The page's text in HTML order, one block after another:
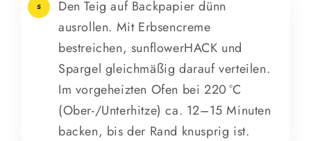
5
Den Teig auf Backpapier dünn
ausrollen. Mit Erbsencreme
bestreichen, sunflowerHACK und
Spargel gleichmäßig darauf verteilen.
Im vorgeheizten Ofen bei 220 °C
(Ober-/Unterhitze) ca. 12–15 Minuten
backen, bis der Rand knusprig ist.